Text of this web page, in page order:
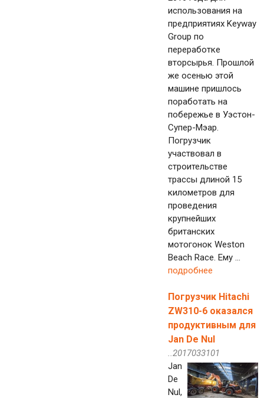
использования на
предприятиях Keyway
Group по
переработке
вторсырья. Прошлой
же осенью этой
машине пришлось
поработать на
побережье в Уэстон-
Супер-Мэар.
Погрузчик
участвовал в
строительстве
трассы длиной 15
километров для
проведения
крупнейших
британских
мотогонок Weston
Beach Race. Ему ...
подробнее
Погрузчик Hitachi
ZW310-6 оказался
продуктивным для
Jan De Nul
..2017033101
Jan
De
Nul,